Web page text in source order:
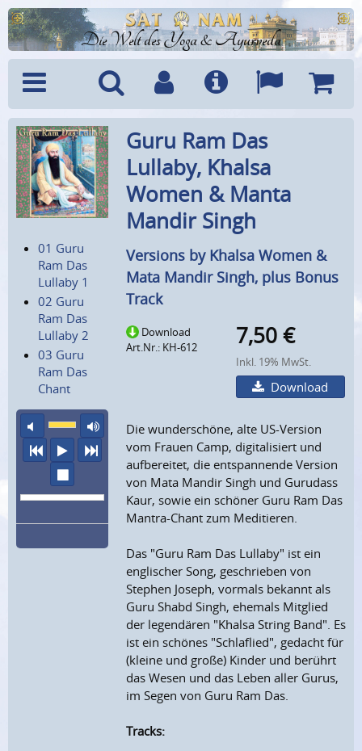
Die Welt des Yoga & Ayurveda
Menü SucheBenutzerkonto
Info Sprachen
01 Guru
Ram Das
Lullaby 1
02 Guru
Ram Das
Lullaby 2
03 Guru
Ram Das
Chant
Ton aus
maximale Laustärke
vorheriger Titel
Abspielennächster Titel
Wiedergabe stoppen
Guru Ram Das
Lullaby, Khalsa
Women & Manta
Mandir Singh
Versions by Khalsa Women &
Mata Mandir Singh, plus Bonus
Track
Download
Art.Nr.: KH-612
7,50 €
Inkl. 19% MwSt.
Download
Die wunderschöne, alte US-Version
vom Frauen Camp, digitalisiert und
aufbereitet, die entspannende Version
von Mata Mandir Singh und Gurudass
Kaur, sowie ein schöner Guru Ram Das
Mantra-Chant zum Meditieren.
Das "Guru Ram Das Lullaby" ist ein
englischer Song, geschrieben von
Stephen Joseph, vormals bekannt als
Guru Shabd Singh, ehemals Mitglied
der legendären "Khalsa String Band". Es
ist ein schönes "Schlaflied", gedacht für
(kleine und große) Kinder und berührt
das Wesen und das Leben aller Gurus,
im Segen von Guru Ram Das.
Tracks: